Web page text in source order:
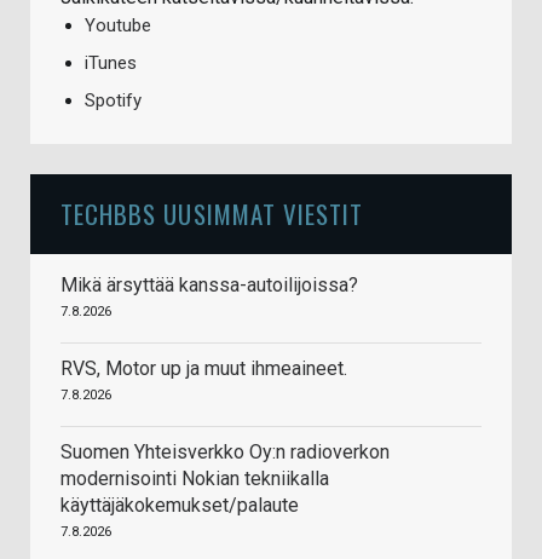
Youtube
iTunes
Spotify
TECHBBS UUSIMMAT VIESTIT
Mikä ärsyttää kanssa-autoilijoissa?
7.8.2026
RVS, Motor up ja muut ihmeaineet.
7.8.2026
Suomen Yhteisverkko Oy:n radioverkon
modernisointi Nokian tekniikalla
käyttäjäkokemukset/palaute
7.8.2026